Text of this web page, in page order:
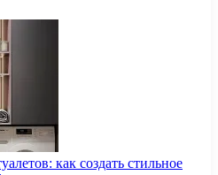
как создать стильное